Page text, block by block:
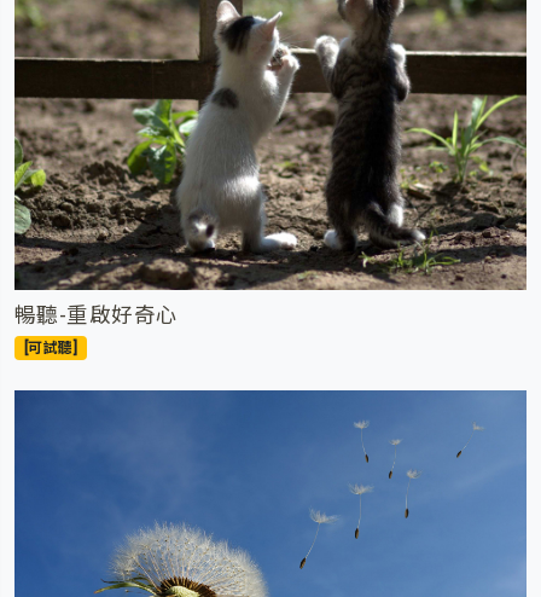
暢聽-重啟好奇心
[可試聽]